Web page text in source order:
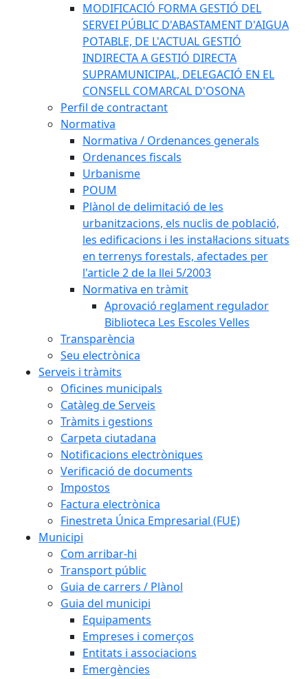
MODIFICACIÓ FORMA GESTIÓ DEL
SERVEI PÚBLIC D'ABASTAMENT D'AIGUA
POTABLE, DE L'ACTUAL GESTIÓ
INDIRECTA A GESTIÓ DIRECTA
SUPRAMUNICIPAL, DELEGACIÓ EN EL
CONSELL COMARCAL D'OSONA
Perfil de contractant
Normativa
Normativa / Ordenances generals
Ordenances fiscals
Urbanisme
POUM
Plànol de delimitació de les
urbanitzacions, els nuclis de població,
les edificacions i les instal·lacions situats
en terrenys forestals, afectades per
l'article 2 de la llei 5/2003
Normativa en tràmit
Aprovació reglament regulador
Biblioteca Les Escoles Velles
Transparència
Seu electrònica
Serveis i tràmits
Oficines municipals
Catàleg de Serveis
Tràmits i gestions
Carpeta ciutadana
Notificacions electròniques
Verificació de documents
Impostos
Factura electrònica
Finestreta Única Empresarial (FUE)
Municipi
Com arribar-hi
Transport públic
Guia de carrers / Plànol
Guia del municipi
Equipaments
Empreses i comerços
Entitats i associacions
Emergències